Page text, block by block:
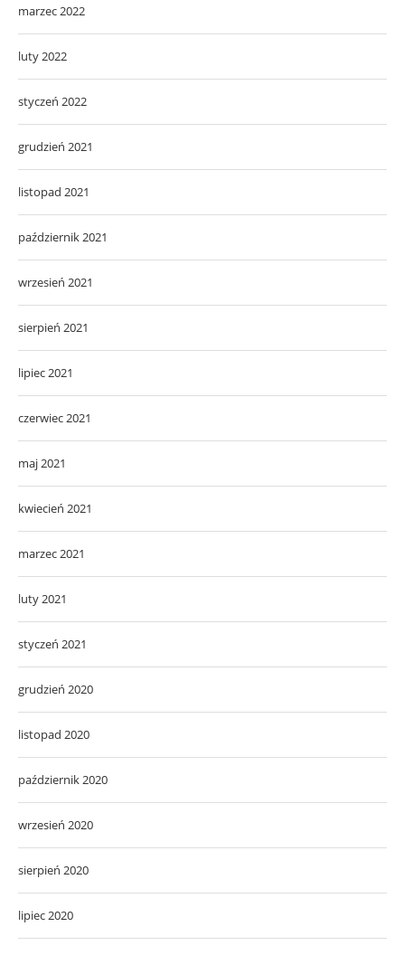
marzec 2022
luty 2022
styczeń 2022
grudzień 2021
listopad 2021
październik 2021
wrzesień 2021
sierpień 2021
lipiec 2021
czerwiec 2021
maj 2021
kwiecień 2021
marzec 2021
luty 2021
styczeń 2021
grudzień 2020
listopad 2020
październik 2020
wrzesień 2020
sierpień 2020
lipiec 2020